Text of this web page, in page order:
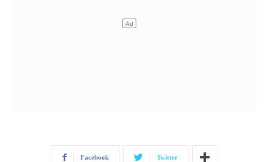
Facebook Twitter